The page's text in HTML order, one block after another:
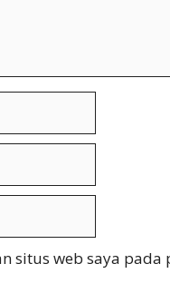
situs web saya